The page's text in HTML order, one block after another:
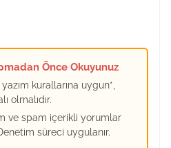
Önce Okuyunuz
kurallarına uygun*,
olmalıdır.
ve spam içerikli yorumlar
süreci uygulanır.